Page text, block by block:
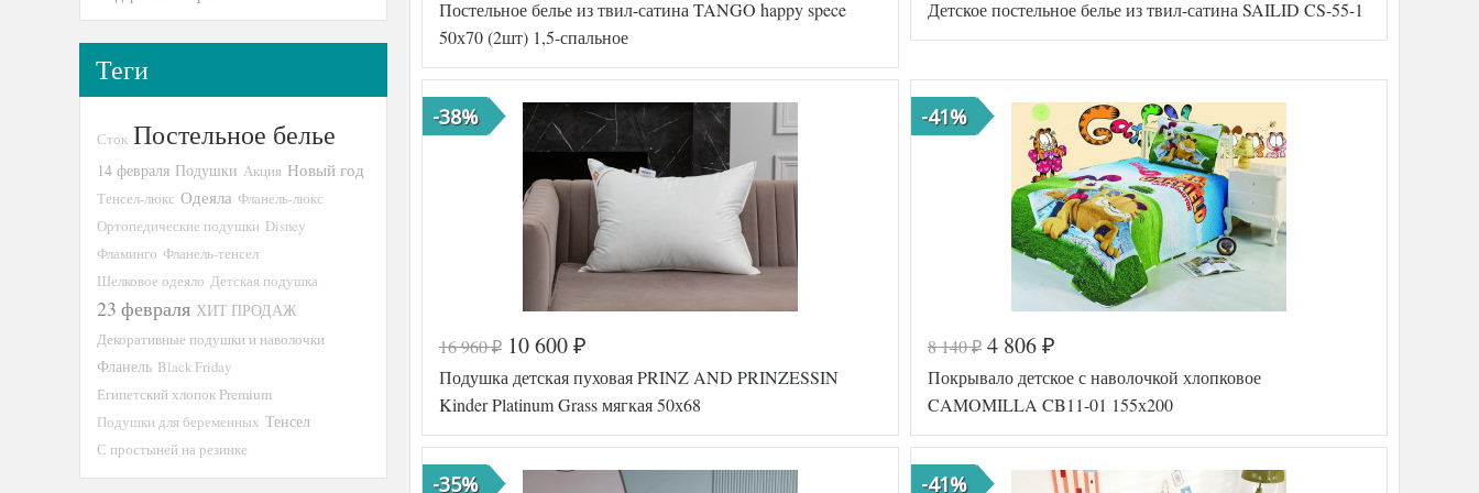
Артикул
TT1245
Ткань
Твил
Размер
пододеяльника
200х220
Размер
простыни
230х250
50х70
(2шт),
70х70
(2шт)
Tango
(Китай)
Артикул
TT1248
Размер
пододеяльника
200х220
Размер
простыни
230х250
50х70
(2шт),
70х70
(2шт)
Производитель
Tango
(Китай)
Код товара
578-120
Артикул
TT1243
Ткань
Твил
Размер
пододеяльника
150х200
Размер
Постельное белье из твил-сатина TANGO happy spece
50х70 (2шт) 1,5-спальное
Артикул
SLD-CS
Ткань
Твил
Размер
пододеяльника
Размер
простыни
Детское постельное белье из твил-сатина SAILID CS-55-1
-38%
16 960₽ 10 600 ₽
Подушка детская пуховая PRINZ AND PRINZESSIN
Kinder Platinum Grass мягкая 50х68
-41%
8 140₽ 4 806 ₽
Покрывало детское с наволочкой хлопковое
CAMOMILLA CB11-01 155х200
-35% -41%
Теги
Сток Постельное белье
14 февраля Подушки Акция Новый год
Тенсел-люкс Одеяла Фланель-люкс
Ортопедические подушки Disney
Фламинго Фланель-тенсел
Шелковое одеяло Детская подушка
23 февраля ХИТ ПРОДАЖ
Декоративные подушки и наволочки
Фланель Black Friday
Египетский хлопок Premium
Подушки для беременных Тенсел
С простыней на резинке